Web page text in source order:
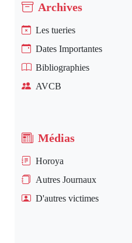
Archives
Les tueries
Dates Importantes
Bibliographies
AVCB
Médias
Horoya
Autres Journaux
D'autres victimes